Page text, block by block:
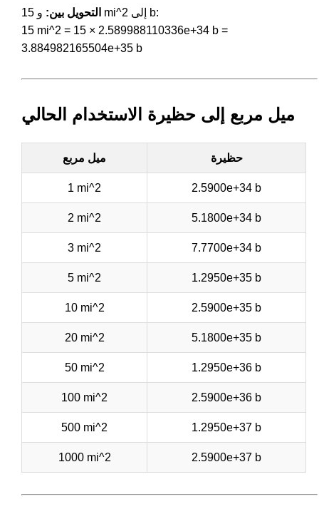
التحويل بين:
و 15 mi^2 إلى b:
15 mi^2 = 15 × 2.589988110336e+34 b =
3.884982165504e+35 b
ميل مربع إلى حظيرة الاستخدام الحالي
ميل مربع حظيرة
1 mi^2 2.5900e+34 b
2 mi^2 5.1800e+34 b
3 mi^2 7.7700e+34 b
5 mi^2 1.2950e+35 b
10 mi^2 2.5900e+35 b
20 mi^2 5.1800e+35 b
50 mi^2 1.2950e+36 b
100 mi^2 2.5900e+36 b
500 mi^2 1.2950e+37 b
1000 mi^2 2.5900e+37 b